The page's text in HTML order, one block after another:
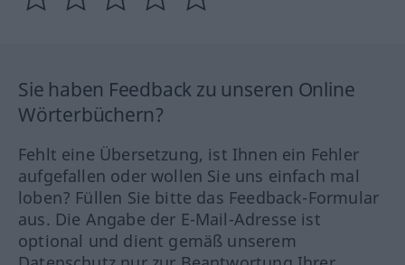
Sie haben Feedback zu unseren Online
Wörterbüchern?
Fehlt eine Übersetzung, ist Ihnen ein Fehler
aufgefallen oder wollen Sie uns einfach mal
loben? Füllen Sie bitte das Feedback-Formular
aus. Die Angabe der E-Mail-Adresse ist
optional und dient gemäß unserem